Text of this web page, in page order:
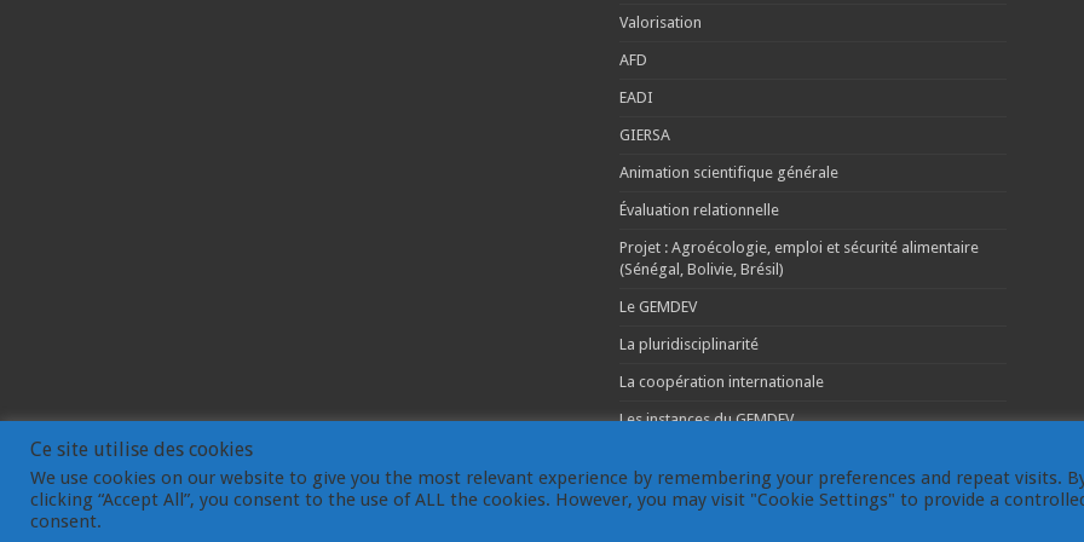
Valorisation
AFD
EADI
GIERSA
Animation scientifique générale
Évaluation relationnelle
Projet : Agroécologie, emploi et sécurité alimentaire
(Sénégal, Bolivie, Brésil)
Le GEMDEV
La pluridisciplinarité
La coopération internationale
Les instances du GEMDEV
© Gemdev 2003-2023
Ce site utilise des cookies
We use cookies on our website to give you the most relevant experience by remembering your preferences and repeat visits.
clicking “Accept All”, you consent to the use of ALL the cookies. However, you may visit "Cookie Settings" to provide a
consent.